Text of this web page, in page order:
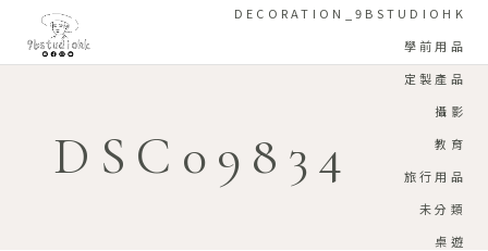
DECORATION_9BSTUDIOHK
學前用品
定製產品
攝影
教育
旅行用品
未分類
桌遊
DSC09834